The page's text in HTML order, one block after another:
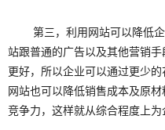
第三，利用网站可以降低
站跟普通的广告以及其他营销
更好，所以企业可以通过更少
网站也可以降低销售成本及原
竞争力，这样就从综合程度上为